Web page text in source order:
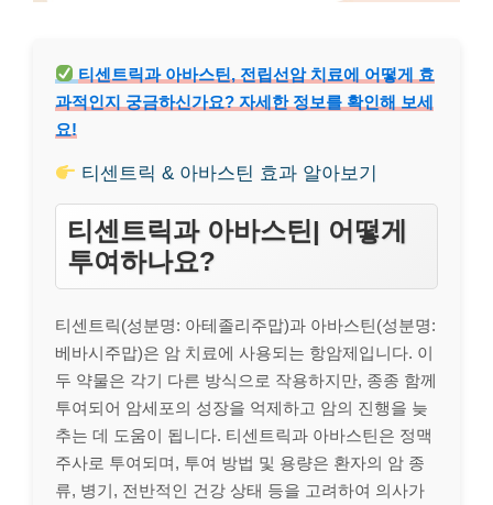
티센트릭과 아바스틴, 전립선암 치료에 어떻게 효
과적인지 궁금하신가요? 자세한 정보를 확인해 보세
요!
티센트릭 & 아바스틴 효과 알아보기
티센트릭과 아바스틴| 어떻게
투여하나요?
티센트릭(성분명: 아테졸리주맙)과 아바스틴(성분명:
베바시주맙)은 암 치료에 사용되는 항암제입니다. 이
두 약물은 각기 다른 방식으로 작용하지만, 종종 함께
투여되어 암세포의 성장을 억제하고 암의 진행을 늦
추는 데 도움이 됩니다. 티센트릭과 아바스틴은 정맥
주사로 투여되며, 투여 방법 및 용량은 환자의 암 종
류, 병기, 전반적인 건강 상태 등을 고려하여 의사가